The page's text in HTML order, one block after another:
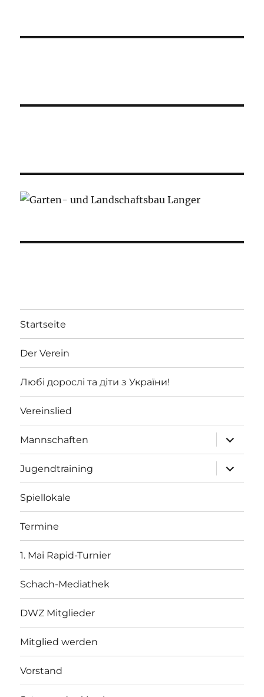
Startseite
Der Verein
Любі дорослі та діти з України!
Vereinslied
Mannschaften
öffnen
Jugendtraining
öffnen
Spiellokale
Termine
1. Mai Rapid-Turnier
Schach-Mediathek
DWZ Mitglieder
Mitglied werden
Vorstand